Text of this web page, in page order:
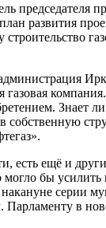
председателя
развития
Знает
есть ещё и
бы
серии
в